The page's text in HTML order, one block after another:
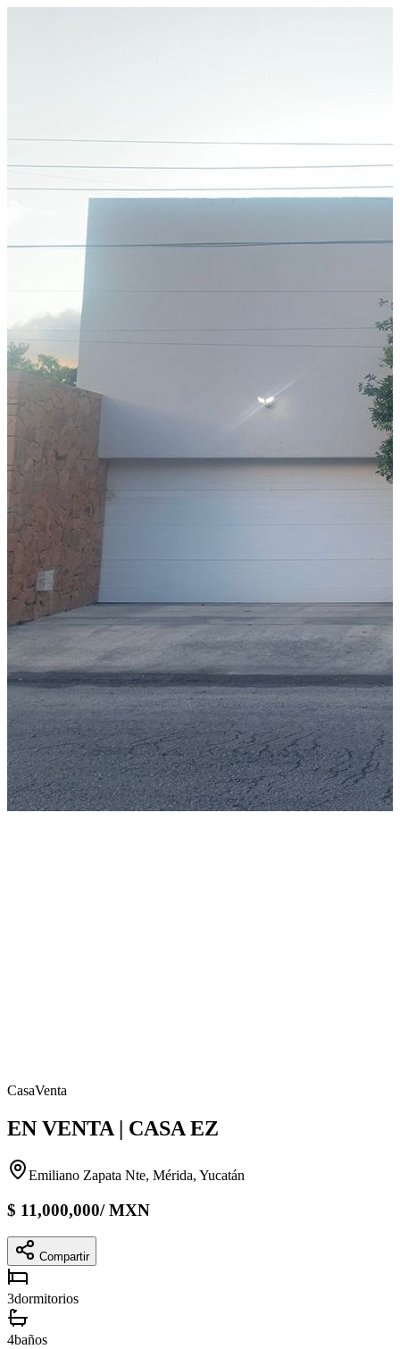
CasaVenta
EN VENTA | CASA EZ
Emiliano Zapata Nte, Mérida, Yucatán
$ 11,000,000/MXN
Compartir
3dormitorios
4baños